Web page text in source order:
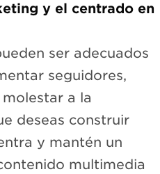
y el centrado en
ser adecuados
seguidores,
a la
deseas construir
y mantén un
multimedia